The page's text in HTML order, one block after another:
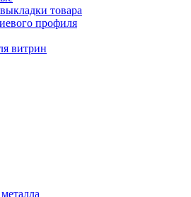
товара
профиля
витрин